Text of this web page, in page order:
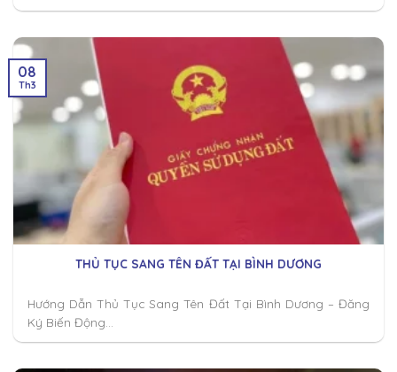
THỦ TỤC SANG TÊN ĐẤT TẠI BÌNH DƯƠNG
Hướng Dẫn Thủ Tục Sang Tên Đất Tại Bình Dương – Đăng
Ký Biến Động...
08
Th3